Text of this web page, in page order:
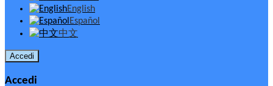
English
Español
中文
Accedi
Accedi